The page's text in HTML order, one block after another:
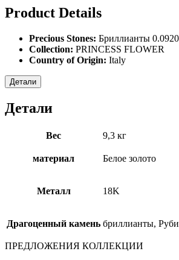
Product Details
Precious Stones: Бриллианты
Collection: PRINCESS FLOWER
Country of Origin: Italy
Детали
Детали
Вес 9,3 кг
материал Белое золото
Металл 18Κ
Драгоценный камень бриллианты,
ПРЕДЛОЖЕНИЯ КОЛЛЕКЦИИ